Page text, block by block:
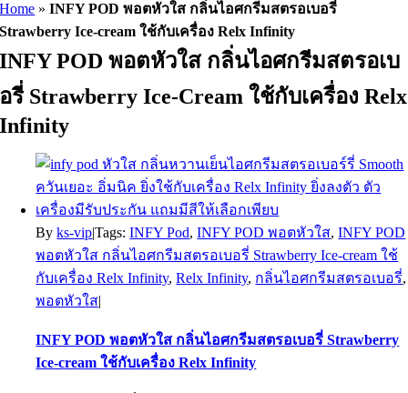
Home »INFY POD พอตหัวใส กลิ่นไอศกรีมสตรอเบอรี่
Strawberry Ice-cream ใช้กับเครื่อง Relx Infinity
INFY POD พอตหัวใส กลิ่นไอศกรีมสตรอเบ
อรี่ Strawberry Ice-Cream ใช้กับเครื่อง Relx
Infinity
Byks-vip|Tags:INFY Pod,INFY POD พอตหัวใส,INFY POD
พอตหัวใส กลิ่นไอศกรีมสตรอเบอรี่ Strawberry Ice-cream ใช้
กับเครื่อง Relx Infinity,Relx Infinity, กลิ่นไอศกรีมสตรอเบอรี่,
พอตหัวใส|
INFY POD พอตหัวใส กลิ่นไอศกรีมสตรอเบอรี่ Strawberry
Ice-cream ใช้กับเครื่อง Relx Infinity